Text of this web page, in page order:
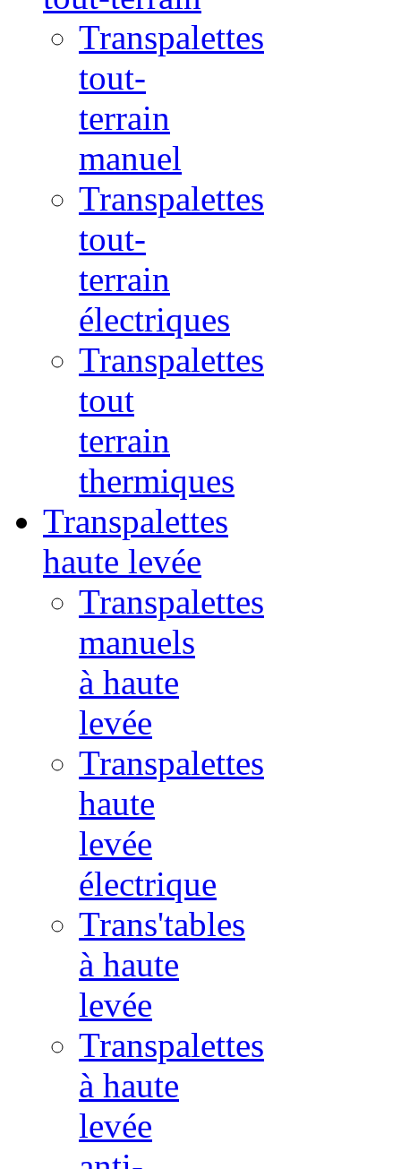
Transpalettes
tout-
terrain
manuel
Transpalettes
tout-
terrain
électriques
Transpalettes
tout
terrain
thermiques
Transpalettes
haute levée
Transpalettes
manuels
à haute
levée
Transpalettes
haute
levée
électrique
Trans'tables
à haute
levée
Transpalettes
à haute
levée